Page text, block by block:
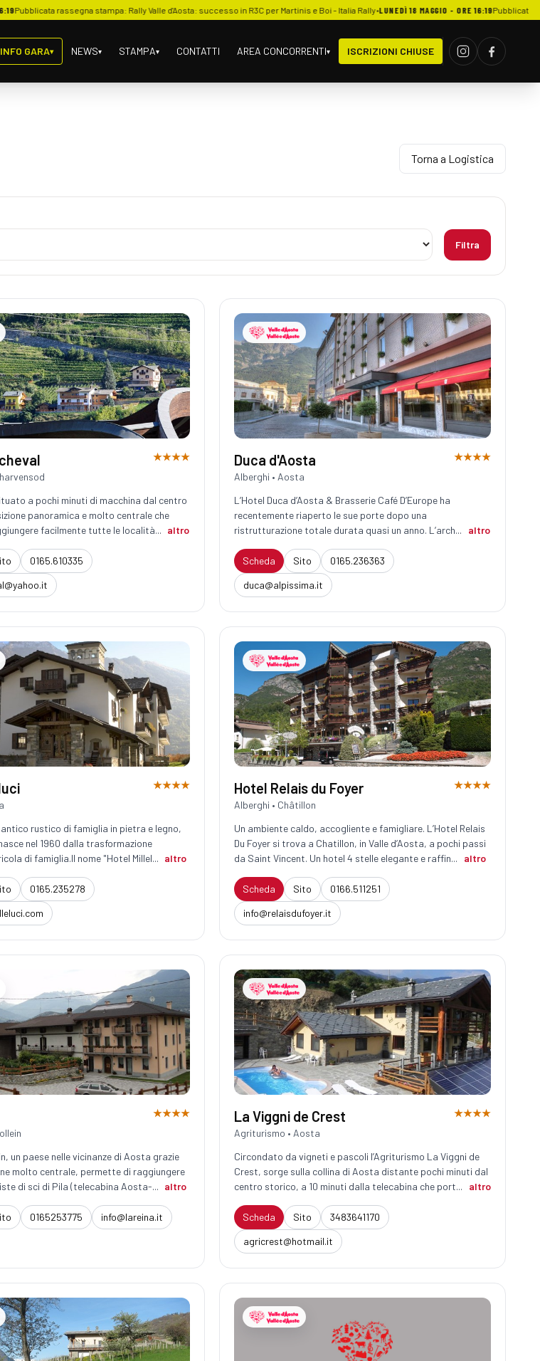
stampa: Rally Valle d'Aosta: successo in R3C per Martinis e Boi - Italia Rally•LUNEDÌ 18 MAGGIO - ORE 16:19Pubblicata rassegna stampa:
INFO GARA▾ NEWS▾ STAMPA▾ CONTATTI AREA CONCORRENTI▾ ISCRIZIONI CHIUSE
Torna a Logistica
Filtra
★★★★
a pochi minuti di macchina dal centro
panoramica e molto centrale che
facilmente tutte le località... altro
0165.610335
Duca d'Aosta
Alberghi • Aosta
★★★★
L’Hotel Duca d’Aosta & Brasserie Café D’Europe ha
recentemente riaperto le sue porte dopo una
ristrutturazione totale durata quasi un anno. L’arch...
altro
Scheda Sito
0165.236363
duca@alpissima.it
★★★★
rustico di famiglia in pietra e legno,
nel 1960 dalla trasformazione
di famiglia.Il nome "Hotel Millel... altro
0165.235278
Hotel Relais du Foyer
Alberghi • Châtillon
★★★★
Un ambiente caldo, accogliente e famigliare. L’Hotel Relais
Du Foyer si trova a Chatillon, in Valle d’Aosta, a pochi passi
da Saint Vincent. Un hotel 4 stelle elegante e raffin...
altro
Scheda Sito
0166.511251
info@relaisdufoyer.it
★★★★
un paese nelle vicinanze di Aosta grazie
molto centrale, permette di raggiungere
di sci di Pila (telecabina Aosta-... altro
0165253775 info@lareina.it
La Viggni de Crest
Agriturismo • Aosta
★★★★
Circondato da vigneti e pascoli l’Agriturismo La Viggni de
Crest, sorge sulla collina di Aosta distante pochi minuti dal
centro storico, a 10 minuti dalla telecabina che port...
altro
Scheda Sito
3483641170
agricrest@hotmail.it